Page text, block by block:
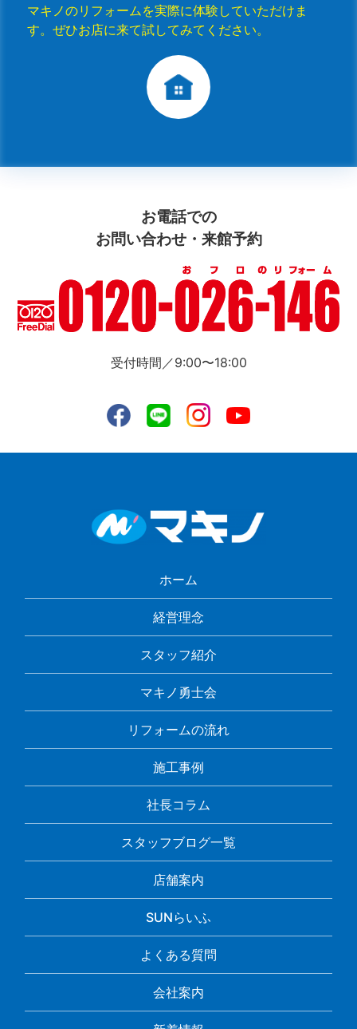
マキノのリフォームを実際に体験していただけま
す。ぜひお店に来て試してみてください。
お電話での
お問い合わせ・来館予約
受付時間／9:00〜18:00
ホーム
経営理念
スタッフ紹介
マキノ勇士会
リフォームの流れ
施工事例
社長コラム
スタッフブログ一覧
店舗案内
SUNらいふ
よくある質問
会社案内